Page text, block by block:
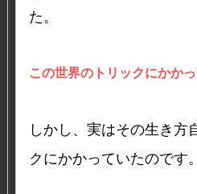
た。
この世界のトリックにかか
しかし、実はその生き方
クにかかっていたのです。